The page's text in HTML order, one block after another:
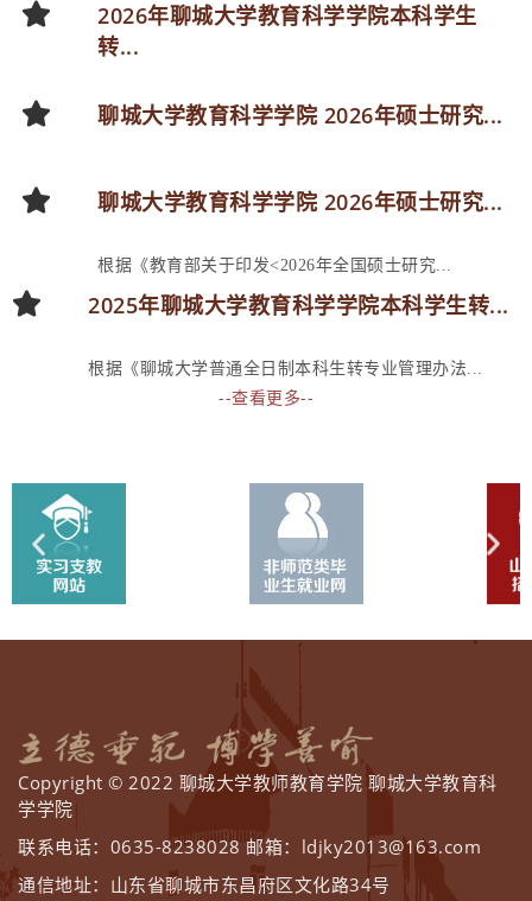
2026年聊城大学教育科学学院本科学生
转...
聊城大学教育科学学院 2026年硕士研究...
聊城大学教育科学学院 2026年硕士研究...
根据《教育部关于印发<2026年全国硕士研究...
2025年聊城大学教育科学学院本科学生转...
根据《聊城大学普通全日制本科生转专业管理办法...
--查看更多--
Copyright © 2022 聊城大学教师教育学院 聊城大学教育科
学学院
联系电话：0635-8238028 邮箱：ldjky2013@163.com
通信地址：山东省聊城市东昌府区文化路34号